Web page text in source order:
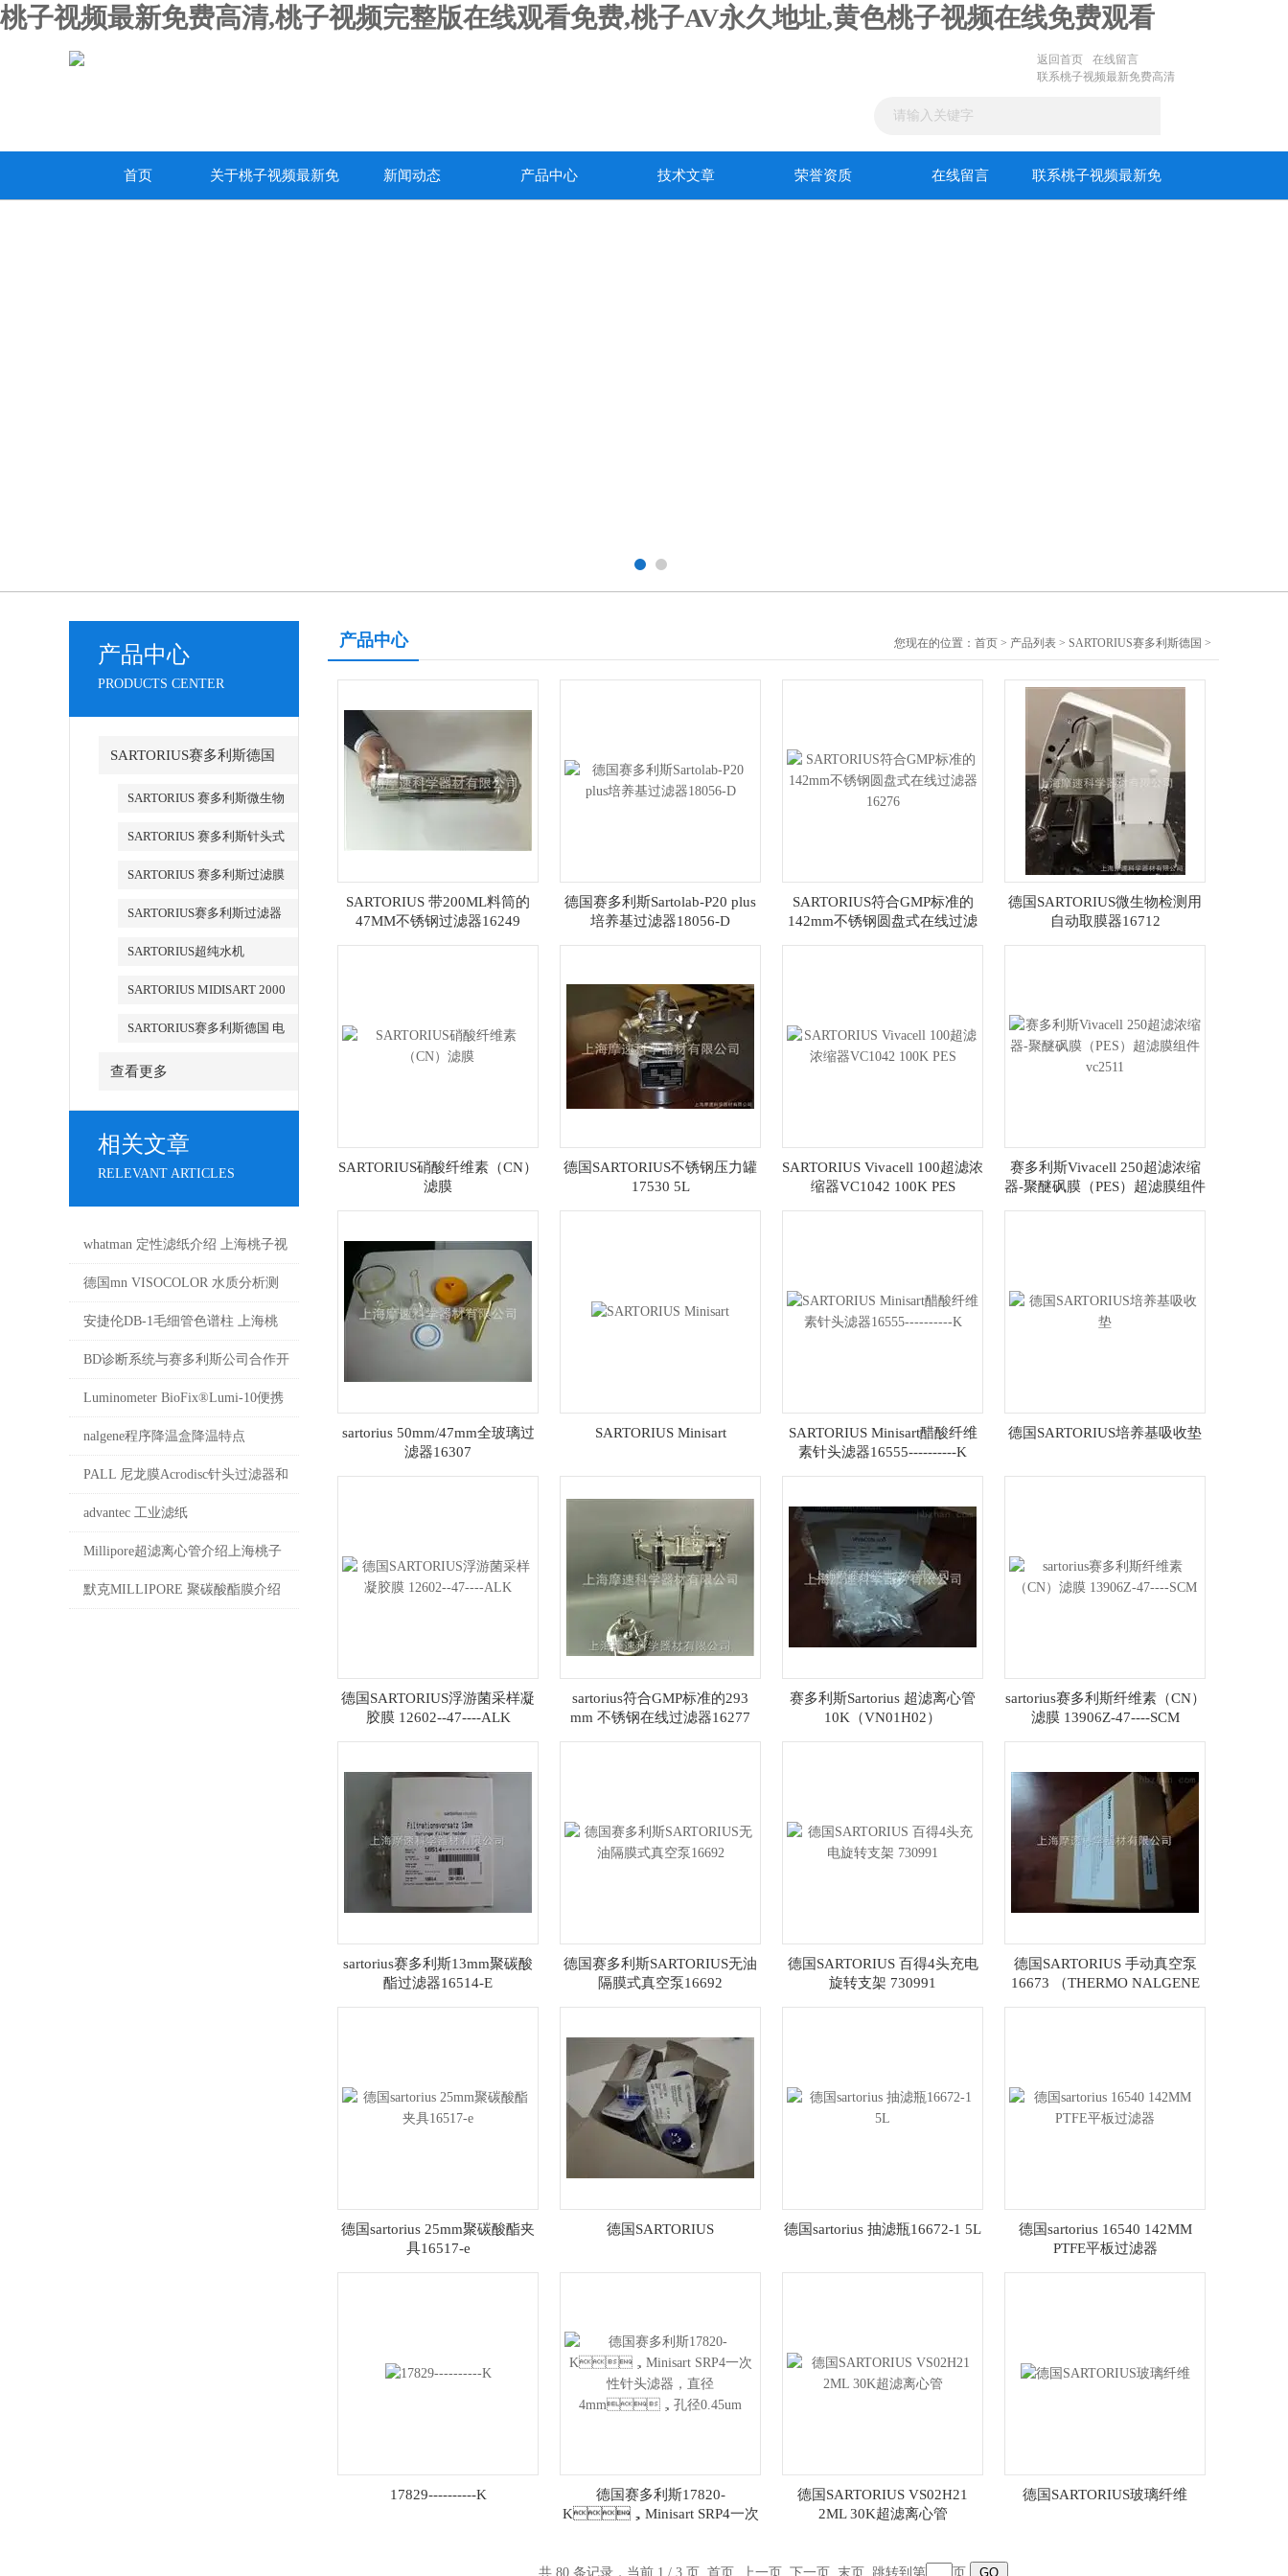
桃子视频最新免费高清,桃子视频完整版在线观看免费,桃子AV永久地址,黄色桃子视频在线免费观看
返回首页
在线留言
联系桃子视频最新免费高清
首页 关于桃子视频最新免 新闻动态 产品中心 技术文章 荣誉资质 在线留言 联系桃子视频最新免
产品中心
PRODUCTS CENTER
SARTORIUS赛多利斯德国
SARTORIUS 赛多利斯微生物
SARTORIUS 赛多利斯针头式
SARTORIUS 赛多利斯过滤膜
SARTORIUS赛多利斯过滤器
SARTORIUS超纯水机
SARTORIUS MIDISART 2000
SARTORIUS赛多利斯德国 电
查看更多
相关文章
RELEVANT ARTICLES
whatman 定性滤纸介绍 上海桃子视
频最新免费高清
德国mn VISOCOLOR 水质分析测
试盒介绍 上海桃子视频最新免费高
清公司代理4008087828
安捷伦DB-1毛细管色谱柱 上海桃
子视频最新免费高清科学器材有限
公司销售
BD诊断系统与赛多利斯公司合作开
发即用型预填充培养基产品
Luminometer BioFix®Lumi-10便携
式水质毒性分析仪
nalgene程序降温盒降温特点
PALL 尼龙膜Acrodisc针头过滤器和
圆盘过滤膜片上海桃子视频最新免
费高清科学器材有限公司代理
4008087828
advantec 工业滤纸
Millipore超滤离心管介绍上海桃子
视频最新免费高清公司现货销售
默克MILLIPORE 聚碳酸酯膜介绍
产品中心 您现在的位置： 首页 > 产品列表 > SARTORIUS赛多利斯德国 >
SARTORIUS 带200ML料筒的
47MM不锈钢过滤器16249
德国赛多利斯Sartolab-P20 plus
培养基过滤器18056-D
SARTORIUS符合GMP标准的
142mm不锈钢圆盘式在线过滤
德国SARTORIUS微生物检测用
自动取膜器16712
SARTORIUS硝酸纤维素（CN）
滤膜
德国SARTORIUS不锈钢压力罐
17530 5L
SARTORIUS Vivacell 100超滤浓
缩器VC1042 100K PES
赛多利斯Vivacell 250超滤浓缩
器-聚醚砜膜（PES）超滤膜组件
sartorius 50mm/47mm全玻璃过
滤器16307
SARTORIUS Minisart
SARTORIUS Minisart醋酸纤维
素针头滤器16555----------K
德国SARTORIUS培养基吸收垫
德国SARTORIUS浮游菌采样凝
胶膜 12602--47----ALK
sartorius符合GMP标准的293
mm 不锈钢在线过滤器16277
赛多利斯Sartorius 超滤离心管
10K（VN01H02）
sartorius赛多利斯纤维素（CN）
滤膜 13906Z-47----SCM
sartorius赛多利斯13mm聚碳酸
酯过滤器16514-E
德国赛多利斯SARTORIUS无油
隔膜式真空泵16692
德国SARTORIUS 百得4头充电
旋转支架 730991
德国SARTORIUS 手动真空泵
16673 （THERMO NALGENE
德国sartorius 25mm聚碳酸酯夹
具16517-e
德国SARTORIUS 德国sartorius 抽滤瓶16672-1 5L
德国sartorius 16540 142MM
PTFE平板过滤器
17829----------K
德国赛多利斯17820-
K，Minisart SRP4一次
德国SARTORIUS VS02H21
2ML 30K超滤离心管
德国SARTORIUS玻璃纤维
共 80 条记录，当前 1 / 3 页 首页 上一页 下一页 末页 跳转到第 页